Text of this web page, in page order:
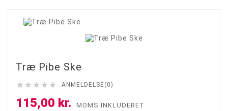
Træ Pibe Ske
     ANMELDELSE(0)
115,00 kr. MOMS INKLUDERET